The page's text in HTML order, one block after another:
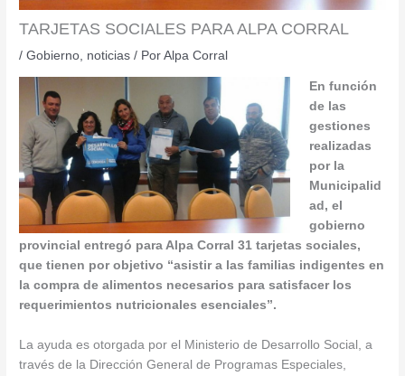
TARJETAS SOCIALES PARA ALPA CORRAL
/Gobierno, noticias / PorAlpa Corral
En función
de las
gestiones
realizadas
por la
Municipalid
ad, el
gobierno
provincial entregó para Alpa Corral 31 tarjetas sociales,
que tienen por objetivo “asistir a las familias indigentes en
la compra de alimentos necesarios para satisfacer los
requerimientos nutricionales esenciales”.
La ayuda es otorgada por el Ministerio de Desarrollo Social, a
través de la Dirección General de Programas Especiales,